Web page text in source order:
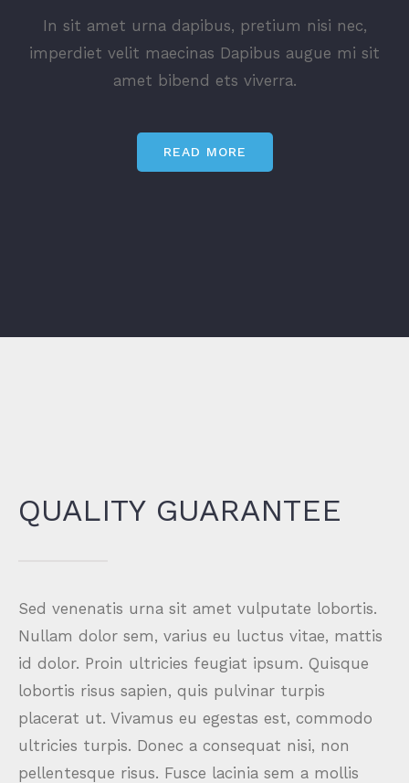
In sit amet urna dapibus, pretium nisi nec,
imperdiet velit maecinas Dapibus augue mi sit
amet bibend ets viverra.
READ MORE
QUALITY GUARANTEE
Sed venenatis urna sit amet vulputate lobortis.
Nullam dolor sem, varius eu luctus vitae, mattis
id dolor. Proin ultricies feugiat ipsum. Quisque
lobortis risus sapien, quis pulvinar turpis
placerat ut. Vivamus eu egestas est, commodo
ultricies turpis. Donec a consequat nisi, non
pellentesque risus. Fusce lacinia sem a mollis